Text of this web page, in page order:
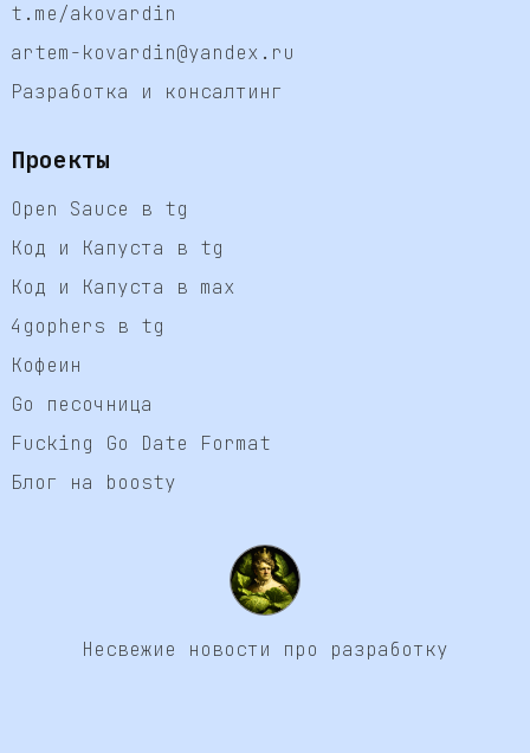
t.me/akovardin
artem-kovardin@yandex.ru
Разработка и консалтинг
Проекты
Open Sauce в tg
Код и Капуста в tg
Код и Капуста в max
4gophers в tg
Кофеин
Go песочница
Fucking Go Date Format
Блог на boosty
Несвежие новости про разработку